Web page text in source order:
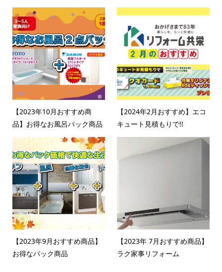
【2023年10月おすすめ商
品】お得なお風呂パック商品
【2024年2月おすすめ】エコ
キュート見積もりで!!
【2023年9月おすすめ商品】
お得なパック商品
【2023年 7月おすすめ商品】
ラク家事リフォーム